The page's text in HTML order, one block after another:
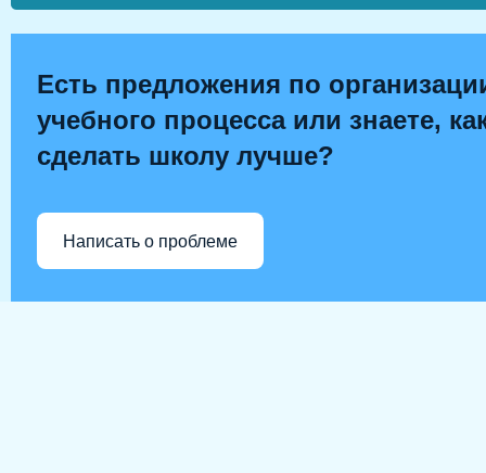
Есть предложения по
учебного процесса или знаете,
сделать школу лучше?
Написать о проблеме